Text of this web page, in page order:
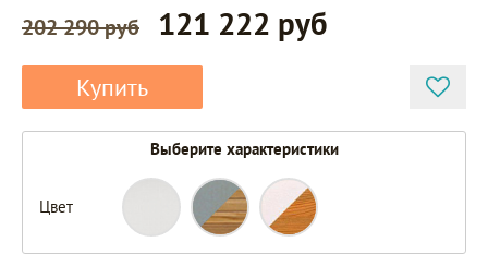
202 290 руб 121 222 руб
Купить
Выберите характеристики
Цвет